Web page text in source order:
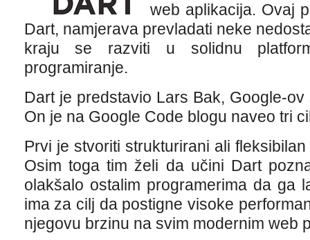
web aplikacija. Ovaj
Dart, namjerava prevladati neke
kraju se razviti u solidnu
programiranje.
Dart je predstavio Lars Bak, Google-
On je na Google Code blogu naveo tri
Prvi je stvoriti strukturirani ali
Osim toga tim želi da učini Dart
olakšalo ostalim programerima da ga
ima za cilj da postigne visoke
njegovu brzinu na svim modernim web